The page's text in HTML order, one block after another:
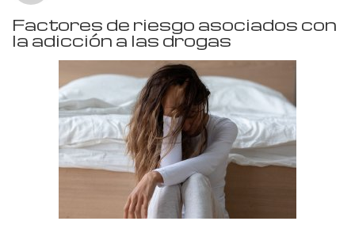
Factores de riesgo asociados con
la adicción a las drogas